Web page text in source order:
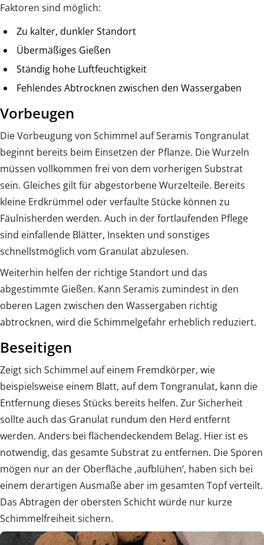
Faktoren sind möglich:
Zu kalter, dunkler Standort
Übermäßiges Gießen
Ständig hohe Luftfeuchtigkeit
Fehlendes Abtrocknen zwischen den Wassergaben
Vorbeugen
Die Vorbeugung von Schimmel auf Seramis Tongranulat
beginnt bereits beim Einsetzen der Pflanze. Die Wurzeln
müssen vollkommen frei von dem vorherigen Substrat
sein. Gleiches gilt für abgestorbene Wurzelteile. Bereits
kleine Erdkrümmel oder verfaulte Stücke können zu
Fäulnisherden werden. Auch in der fortlaufenden Pflege
sind einfallende Blätter, Insekten und sonstiges
schnellstmöglich vom Granulat abzulesen.
Weiterhin helfen der richtige Standort und das
abgestimmte Gießen. Kann Seramis zumindest in den
oberen Lagen zwischen den Wassergaben richtig
abtrocknen, wird die Schimmelgefahr erheblich reduziert.
Beseitigen
Zeigt sich Schimmel auf einem Fremdkörper, wie
beispielsweise einem Blatt, auf dem Tongranulat, kann die
Entfernung dieses Stücks bereits helfen. Zur Sicherheit
sollte auch das Granulat rundum den Herd entfernt
werden. Anders bei flächendeckendem Belag. Hier ist es
notwendig, das gesamte Substrat zu entfernen. Die Sporen
mögen nur an der Oberfläche ‚aufblühen‘, haben sich bei
einem derartigen Ausmaße aber im gesamten Topf verteilt.
Das Abtragen der obersten Schicht würde nur kurze
Schimmelfreiheit sichern.